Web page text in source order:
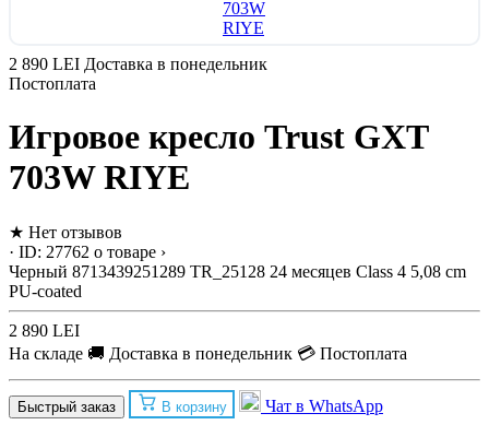
2 890 LEI Доставка в понедельник
Постоплата
Игровое кресло Trust GXT
703W RIYE
★ Нет отзывов
· ID: 27762 о товаре ›
Черный 8713439251289 TR_25128 24 месяцев Class 4 5,08 cm
PU-coated
2 890 LEI
На складе 🚚 Доставка в понедельник 💳 Постоплата
Быстрый заказ В корзину Чат в WhatsApp